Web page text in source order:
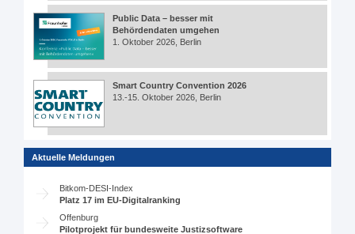
Public Data – besser mit
Behördendaten umgehen
1. Oktober 2026, Berlin
Smart Country Convention 2026
13.-15. Oktober 2026, Berlin
Aktuelle Meldungen
Bitkom-DESI-Index
Platz 17 im EU-Digitalranking
Offenburg
Pilotprojekt für bundesweite Justizsoftware